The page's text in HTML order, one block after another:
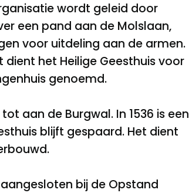
wordt geleid door
een pand aan de Molslaan,
voor uitdeling aan de armen.
het Heilige Geesthuis voor
genoemd.
aan de Burgwal. In 1536 is een
blijft gespaard. Het dient
bij de Opstand